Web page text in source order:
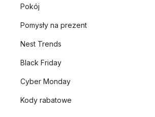
Pokój
Pomysły na prezent
Nest Trends
Black Friday
Cyber Monday
Kody rabatowe